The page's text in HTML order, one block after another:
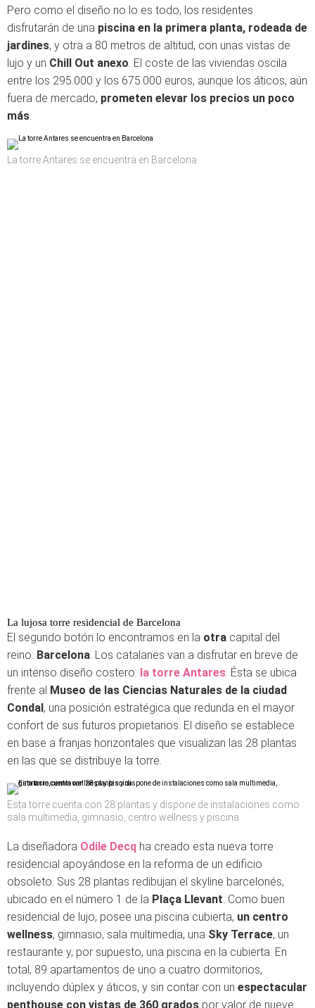
Pero como el diseño no lo es todo, los residentes
disfrutarán de una piscina en la primera planta, rodeada de
jardines, y otra a 80 metros de altitud, con unas vistas de
lujo y un Chill Out anexo. El coste de las viviendas oscila
entre los 295.000 y los 675.000 euros, aunque los áticos, aún
fuera de mercado, prometen elevar los precios un poco
más.
La torre Antares se encuentra en Barcelona
La lujosa torre residencial de Barcelona
El segundo botón lo encontramos en la otra capital del
reino: Barcelona. Los catalanes van a disfrutar en breve de
un intenso diseño costero: la torre Antares. Ésta se ubica
frente al Museo de las Ciencias Naturales de la ciudad
Condal, una posición estratégica que redunda en el mayor
confort de sus futuros propietarios. El diseño se establece
en base a franjas horizontales que visualizan las 28 plantas
en las que se distribuye la torre.
Esta torre cuenta con 28 plantas y dispone de instalaciones como
sala multimedia, gimnasio, centro wellness y piscina
La diseñadora Odile Decq ha creado esta nueva torre
residencial apoyándose en la reforma de un edificio
obsoleto. Sus 28 plantas redibujan el skyline barcelonés,
ubicado en el número 1 de la Plaça Llevant. Como buen
residencial de lujo, posee una piscina cubierta, un centro
wellness, gimnasio, sala multimedia, una Sky Terrace, un
restaurante y, por supuesto, una piscina en la cubierta. En
total, 89 apartamentos de uno a cuatro dormitorios,
incluyendo dúplex y áticos, y sin contar con un espectacular
penthouse con vistas de 360 grados por valor de nueve